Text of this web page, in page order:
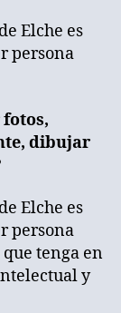
Elche es
persona
fotos,
dibujar
Elche es
persona
tenga en
y